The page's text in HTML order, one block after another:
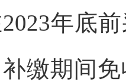
年底
缴期间